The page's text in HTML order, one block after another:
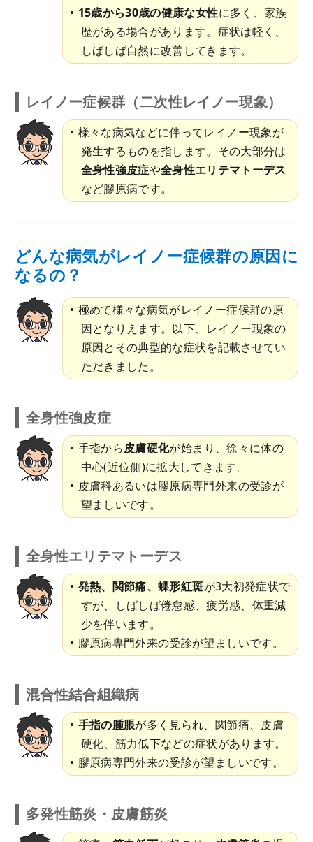
15歳から30歳の健康な女性に多く、家族
歴がある場合があります。症状は軽く、
しばしば自然に改善してきます。
レイノー症候群（二次性レイノー現象）
様々な病気などに伴ってレイノー現象が
発生するものを指します。その大部分は
全身性強皮症や全身性エリテマトーデス
など膠原病です。
どんな病気がレイノー症候群の原因に
なるの？
極めて様々な病気がレイノー症候群の原
因となりえます。以下、レイノー現象の
原因とその典型的な症状を記載させてい
ただきました。
全身性強皮症
手指から皮膚硬化が始まり、徐々に体の
中心(近位側)に拡大してきます。
皮膚科あるいは膠原病専門外来の受診が
望ましいです。
全身性エリテマトーデス
発熱、関節痛、蝶形紅斑が3大初発症状で
すが、しばしば倦怠感、疲労感、体重減
少を伴います。
膠原病専門外来の受診が望ましいです。
混合性結合組織病
手指の腫脹が多く見られ、関節痛、皮膚
硬化、筋力低下などの症状があります。
膠原病専門外来の受診が望ましいです。
多発性筋炎・皮膚筋炎